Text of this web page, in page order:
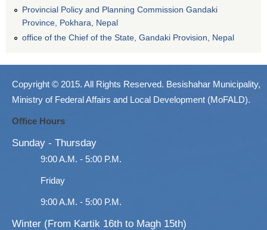
Provincial Policy and Planning Commission Gandaki
Province, Pokhara, Nepal
office of the Chief of the State, Gandaki Provision, Nepal
Copyright © 2015. All Rights Reserved. Besishahar Municipality,
Ministry of Federal Affairs and Local Development (MoFALD).
Office Hours
Sunday - Thursday
9:00 A.M. - 5:00 P.M.
Friday
9:00 A.M. - 5:00 P.M.
Winter (From Kartik 16th to Magh 15th)